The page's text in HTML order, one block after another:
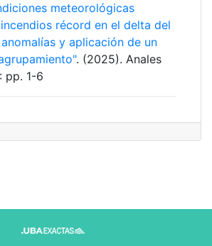
meteorológicas
récord en el delta del
y aplicación de un
. (2025). Anales
pp. 1-6